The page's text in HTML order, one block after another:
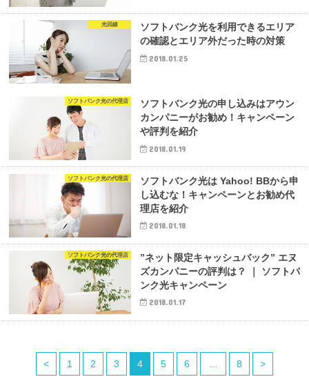
光回線
ソフトバンク光を利用できるエリア
の確認とエリア外だった時の対策
2018.01.25
ソフトバンク光の代理店
ソフトバンク光の申し込みはアウン
カンパニーがお勧め！キャンペーン
や評判を紹介
2018.01.19
ソフトバンク光の代理店
ソフトバンク光は Yahoo! BBから申
し込むな！キャンペーンとお勧め代
理店を紹介
2018.01.18
ソフトバンク光の代理店
”ネット限定キャッシュバック” エヌ
ズカンパニーの評判は？ ｜ ソフトバ
ンク光キャンペーン
2018.01.17
< 1 2 3 4 5 6 … 8 >